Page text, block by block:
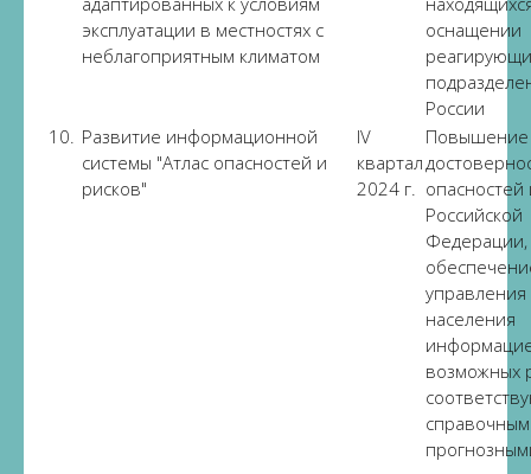
эксплуатации в местностях с
неблагоприятным климатом
оснащении
России
10. Развитие информационной
системы "Атлас опасностей и
рисков"
IV
квартал
2024 г.
Повышение
опасностей
Российской
Федерации,
населения
возможных